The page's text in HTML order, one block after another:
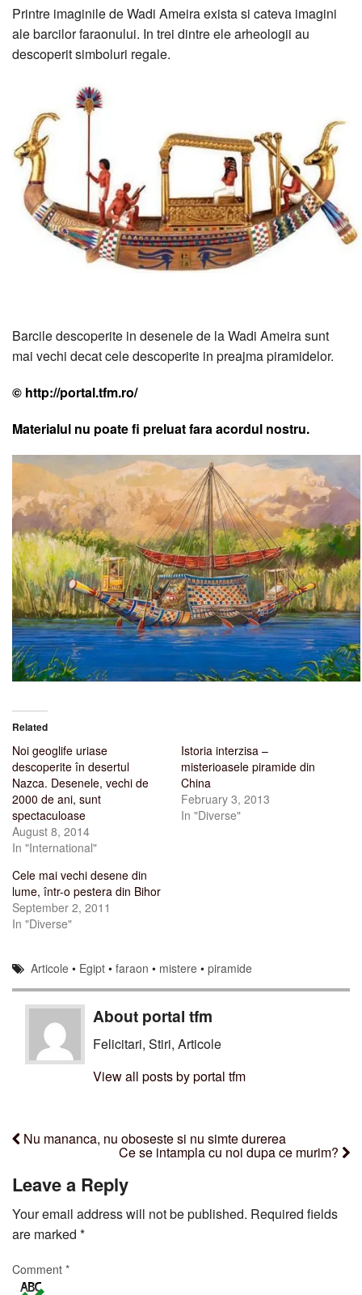
Printre imaginile de Wadi Ameira exista si cateva imagini
ale barcilor faraonului. In trei dintre ele arheologii au
descoperit simboluri regale.
Barcile descoperite in desenele de la Wadi Ameira sunt
mai vechi decat cele descoperite in preajma piramidelor.
© http://portal.tfm.ro/
Materialul nu poate fi preluat fara acordul nostru.
Related
Noi geoglife uriase
descoperite în desertul
Nazca. Desenele, vechi de
2000 de ani, sunt
spectaculoase
August 8, 2014
In "International"
Istoria interzisa –
misterioasele piramide din
China
February 3, 2013
In "Diverse"
Cele mai vechi desene din
lume, într-o pestera din Bihor
September 2, 2011
In "Diverse"
Articole • Egipt •faraon • mistere •piramide
About portal tfm
Felicitari, Stiri, Articole
View all posts by portal tfm
Nu mananca, nu oboseste si nu simte durerea
Ce se intampla cu noi dupa ce murim?
Leave a Reply
Your email address will not be published. Required fields
are marked *
Comment *